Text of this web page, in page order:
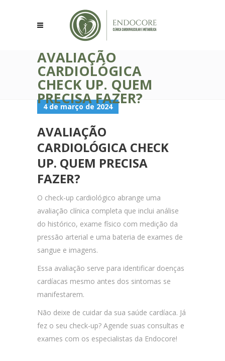
AVALIAÇÃO
CARDIOLÓGICA
CHECK UP. QUEM
PRECISA FAZER?
4 de março de 2024
AVALIAÇÃO
CARDIOLÓGICA CHECK
UP. QUEM PRECISA
FAZER?
O check-up cardiológico abrange uma
avaliação clínica completa que inclui análise
do histórico, exame físico com medição da
pressão arterial e uma bateria de exames de
sangue e imagens.
Essa avaliação serve para identificar doenças
cardíacas mesmo antes dos sintomas se
manifestarem.
Não deixe de cuidar da sua saúde cardíaca. Já
fez o seu check-up? Agende suas consultas e
exames com os especialistas da Endocore!